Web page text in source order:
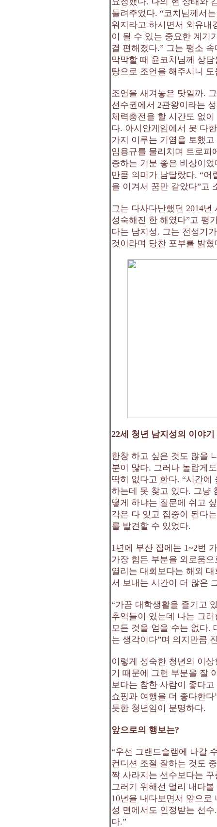
들려주었다. “코치님께서
워지라고 하시면서 외유내
이 될 수 있는 중요한 계기
결 편해졌다.” 그는 평소
막막할 때 윤코치님께 상
탕으로 조언을 해주시니
조언을 새겨놓은 탓일까.
선수권에서 2관왕이라는
체력충전을 할 시간도 없
다. 아시안게임에서 못 다
가지 이루는 기염을 토했
임용규를 물리치며 트로피
증하는 기분 좋은 비상이었
만큼 의미가 남달랐다. “어
을 이겨서 꿈만 같았다”고
그는 다사다난했던 2014년
성숙해진 한 해였다”고 평
다는 남지성. 그는 전성기
것이라며 당찬 포부를 밝혔
22세 청년 남지성의 이야기
한창 하고 싶은 것도 많을
분이 많다. 그러나 놀랍게
딱히 없다고 한다. “시간에
하는데 못 찾고 있다. 그냥
떻게 하냐는 질문에 쉬고
각은 다 잊고 집중이 된다
를 발견할 수 있었다.
1년에 부산 집에는 1~2번
가장 힘든 부분을 외로움
열리는 대회보다는 해외
서 보내는 시간이 더 많은
“가끔 대학생활을 즐기고
추억들이 있는데 나는 그
모든 것을 얻을 수는 없다.
는 생각이다”며 의지만큼
이렇게 성숙한 청년의 이
기 때문에 그런 부분을 잘
보다는 참한 사람이 좋다고
쇼핑과 여행을 더 좋다한다
듯한 청년임이 분명하다.
앞으로의 행보는?
“우선 그랜드슬램에 나갈
컨디션 조절 잘하는 것도
짝 사라지는 선수보다는
그러기 위해선 멀리 내다
10년을 내다보면서 앞으로
성 면에서도 인정받는 선수
다.”